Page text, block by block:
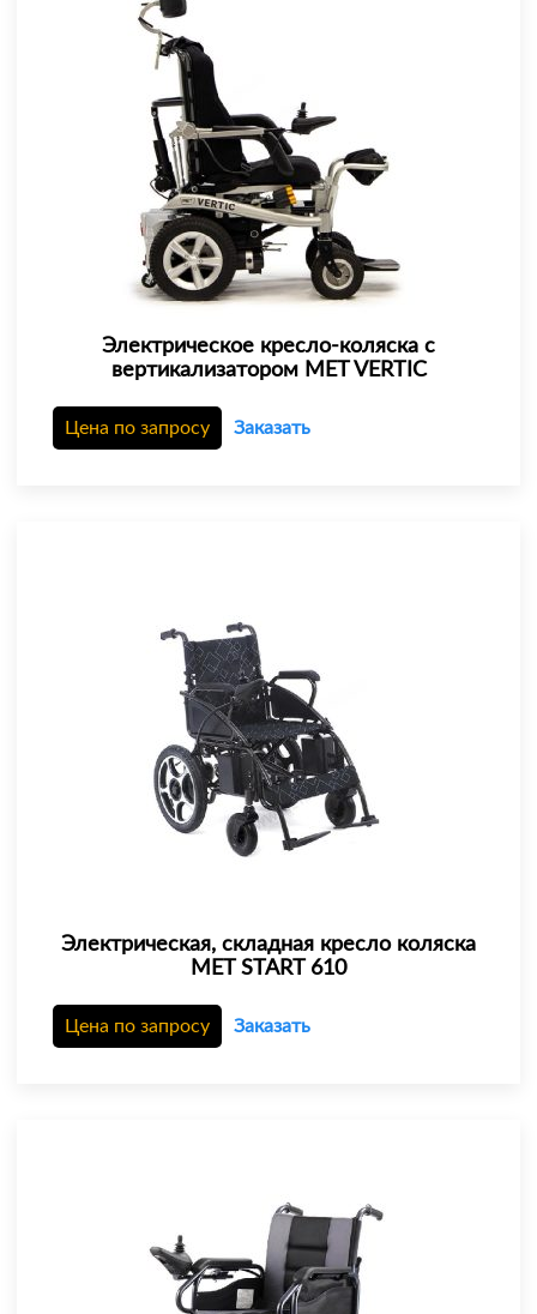
Электрическое кресло-коляска с
вертикализатором MET VERTIC
Цена по запросу Заказать
Электрическая, складная кресло коляска
MET START 610
Цена по запросу Заказать